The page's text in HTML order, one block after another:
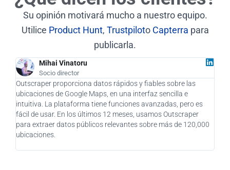
Su opinión motivará mucho a nuestro equipo.
Utilice Product Hunt, Trustpiloto Capterra para
publicarla.
Mihai Vinatoru
Socio director
Outscraper proporciona datos rápidos y fiables sobre las
ubicaciones de Google Maps, en una interfaz sencilla e
intuitiva. La plataforma tiene funciones avanzadas, pero es
fácil de usar. En los últimos 12 meses, usamos Outscraper
para extraer datos públicos relevantes sobre más de 120,000
ubicaciones.